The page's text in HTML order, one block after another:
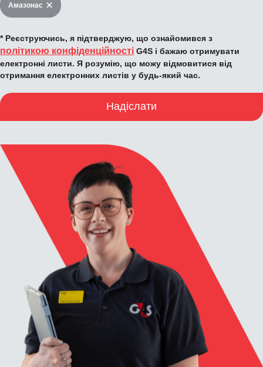
Амазонас
* Реєструючись, я підтверджую, що ознайомився з
політикою конфіденційності G4S і бажаю отримувати
електронні листи. Я розумію, що можу відмовитися від
отримання електронних листів у будь-який час.
Надіслати